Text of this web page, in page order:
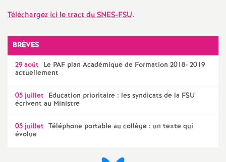
s
e
i
g
Téléchargez ici le tract duSNES-FSU.
BRÈVES
29 août Le PAF plan Académique de Formation 2018- 2019
actuellement
05 juillet Education prioritaire : les syndicats de la FSU
écrivent au Ministre
05 juillet Téléphone portable au collège : un texte qui
évolue